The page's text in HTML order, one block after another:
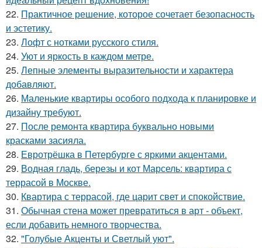
22. Практичное решение, которое сочетает безопасность
и эстетику.
23. Лофт с нотками русского стиля.
24. Уют и яркость в каждом метре.
25. Лепные элементы выразительности и характера
добавляют.
26. Маленькие квартиры особого подхода к планировке и
дизайну требуют.
27. После ремонта квартира буквально новыми
красками засияла.
28. Евротрёшка в Петербурге с яркими акцентами.
29. Водная гладь, березы и кот Марсель: квартира с
террасой в Москве.
30. Квартира с террасой, где царит свет и спокойствие.
31. Обычная стена может превратиться в арт - объект,
если добавить немного творчества.
32. "Голубые Акценты и Светлый уют".